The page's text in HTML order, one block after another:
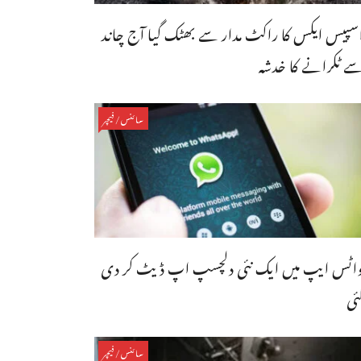
ایکس کا راکٹ مدار سے بھٹک گیا آج چاند
ٹکرانے کا خدشہ
سائنس/فیچر
ایپ میں ایک نئی دلچسپ اپ ڈیٹ کر دی
سائنس/فیچر